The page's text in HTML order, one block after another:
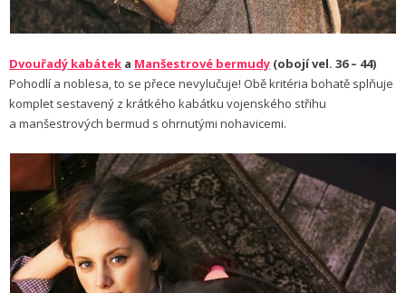
Dvouřadý kabátek a Manšestrové bermudy (obojí vel. 36 – 44)
Pohodlí a noblesa, to se přece nevylučuje! Obě kritéria bohatě splňuje
komplet sestavený z krátkého kabátku vojenského střihu
a manšestrových bermud s ohrnutými nohavicemi.